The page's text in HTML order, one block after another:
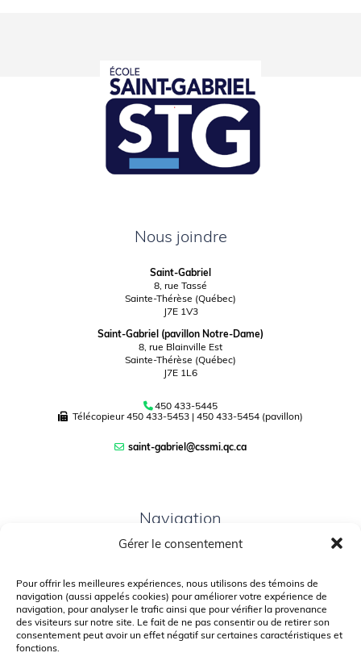
Gérer le consentement
Pour offrir les meilleures expériences, nous utilisons des témoins de
navigation (aussi appelés cookies) pour améliorer votre expérience de
navigation, pour analyser le trafic ainsi que pour vérifier la provenance
des visiteurs sur notre site. Le fait de ne pas consentir ou de retirer son
consentement peut avoir un effet négatif sur certaines caractéristiques et
fonctions.
Nous joindre
Saint-Gabriel
8, rue Tassé
Sainte-Thérèse (Québec)
J7E 1V3
Saint-Gabriel (pavillon Notre-Dame)
8, rue Blainville Est
Sainte-Thérèse (Québec)
J7E 1L6
450 433-5445
Télécopieur450 433-5453| 450 433-5454 (pavillon)
saint-gabriel@cssmi.qc.ca
Navigation
PORTAIL PARENTS
PLAINTE – SERVICE À L’ÉLÈVE
POLITIQUE DE CONFIDENTIALITÉ